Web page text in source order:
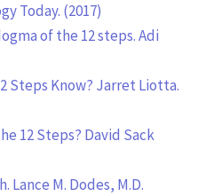
Today. (2017)
of the 12 steps. Adi
Steps Know? Jarret Liotta.
12 Steps? David Sack
Lance M. Dodes, M.D.